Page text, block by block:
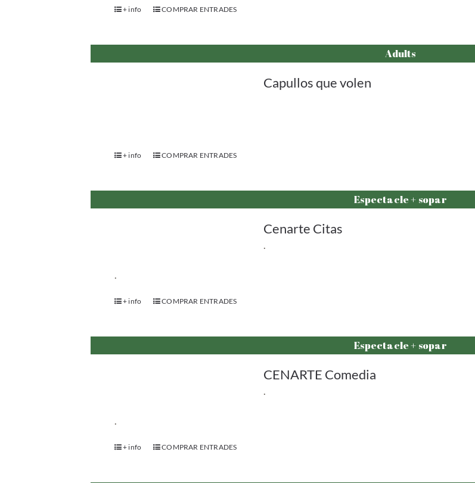
+ info COMPRAR ENTRADES
Adults
Capullos que volen
+ info COMPRAR ENTRADES
Espectacle + sopar
Cenarte Citas
.
.
+ info COMPRAR ENTRADES
Espectacle + sopar
CENARTE Comedia
.
.
+ info COMPRAR ENTRADES